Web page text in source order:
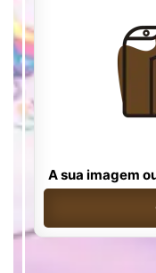
A sua imagem